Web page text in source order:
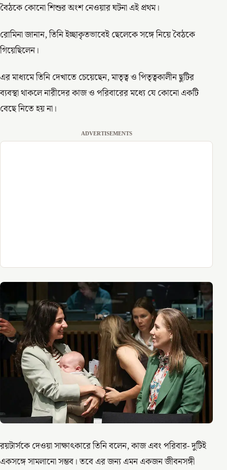
বৈঠকে কোনো শিশুর অংশ নেওয়ার ঘটনা এই প্রথম।
রোমিনা জানান, তিনি ইচ্ছাকৃতভাবেই ছেলেকে সঙ্গে নিয়ে বৈঠকে
গিয়েছিলেন।
এর মাধ্যমে তিনি দেখাতে চেয়েছেন, মাতৃত্ব ও পিতৃত্বকালীন ছুটির
ব্যবস্থা থাকলে নারীদের কাজ ও পরিবারের মধ্যে যে কোনো একটি
বেছে নিতে হয় না।
ADVERTISEMENTS
রয়টার্সকে দেওয়া সাক্ষাৎকারে তিনি বলেন, কাজ এবং পরিবার- দুটিই
একসঙ্গে সামলানো সম্ভব। তবে এর জন্য এমন একজন জীবনসঙ্গী